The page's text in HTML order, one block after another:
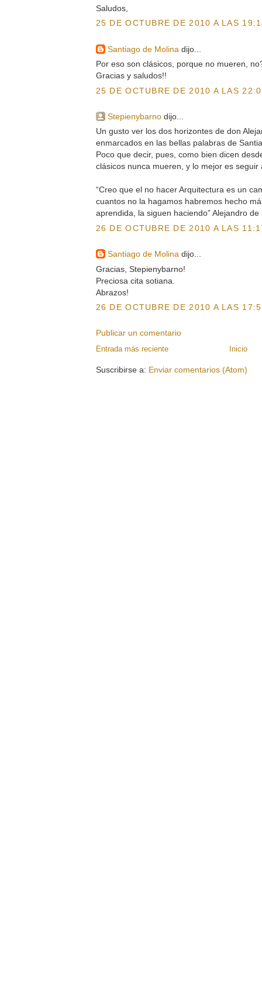
Saludos,
25 DE OCTUBRE DE 2010 A LAS
Santiago de Molina dijo...
Por eso son clásicos, porque no mueren,
Gracias y saludos!!
25 DE OCTUBRE DE 2010 A LAS
Stepienybarnodijo...
Un gusto ver los dos horizontes de don
enmarcados en las bellas palabras de
Poco que decir, pues, como bien dicen
clásicos nunca mueren, y lo mejor es seguir
“Creo que el no hacer Arquitectura es un
cuantos no la hagamos habremos hecho
aprendida, la siguen haciendo” Alejandro de
26 DE OCTUBRE DE 2010 A LAS
Santiago de Molinadijo...
Gracias, Stepienybarno!
Preciosa cita sotiana.
Abrazos!
26 DE OCTUBRE DE 2010 A LAS
Publicar un comentario
Entrada más reciente Inicio
Suscribirse a: Enviar comentarios (Atom)